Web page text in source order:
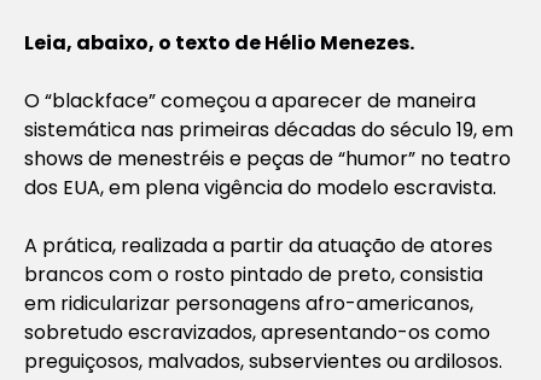
Leia, abaixo, o texto de Hélio Menezes.
O “blackface” começou a aparecer de maneira
sistemática nas primeiras décadas do século 19, em
shows de menestréis e peças de “humor” no teatro
dos EUA, em plena vigência do modelo escravista.
A prática, realizada a partir da atuação de atores
brancos com o rosto pintado de preto, consistia
em ridicularizar personagens afro-americanos,
sobretudo escravizados, apresentando-os como
preguiçosos, malvados, subservientes ou ardilosos.